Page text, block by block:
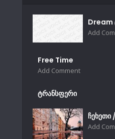
Dream
Add
Free Time
Add Comment
ტრანსფერი
ჩეხეთი
Add